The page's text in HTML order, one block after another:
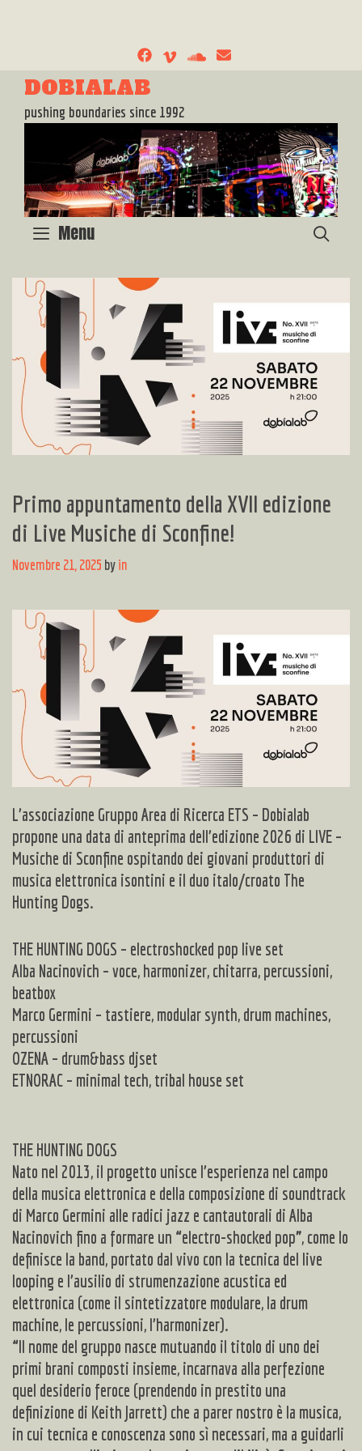
DOBIALAB
pushing boundaries since 1992
Menu
Primo appuntamento della XVII edizione
di Live Musiche di Sconfine!
Novembre 21, 2025 byin
L’associazione Gruppo Area di Ricerca ETS – Dobialab
propone una data di anteprima dell’edizione 2026 di LIVE –
Musiche di Sconfine ospitando dei giovani produttori di
musica elettronica isontini e il duo italo/croato The
Hunting Dogs.
THE HUNTING DOGS – electroshocked pop live set
Alba Nacinovich – voce, harmonizer, chitarra, percussioni,
beatbox
Marco Germini – tastiere, modular synth, drum machines,
percussioni
OZENA – drum&bass djset
ETNORAC – minimal tech, tribal house set
THE HUNTING DOGS
Nato nel 2013, il progetto unisce l’esperienza nel campo
della musica elettronica e della composizione di soundtrack
di Marco Germini alle radici jazz e cantautorali di Alba
Nacinovich fino a formare un “electro-shocked pop”, come lo
definisce la band, portato dal vivo con la tecnica del live
looping e l’ausilio di strumenzazione acustica ed
elettronica (come il sintetizzatore modulare, la drum
machine, le percussioni, l’harmonizer).
“Il nome del gruppo nasce mutuando il titolo di uno dei
primi brani composti insieme, incarnava alla perfezione
quel desiderio feroce (prendendo in prestito una
definizione di Keith Jarrett) che a parer nostro è la musica,
in cui tecnica e conoscenza sono sì necessari, ma a guidarli